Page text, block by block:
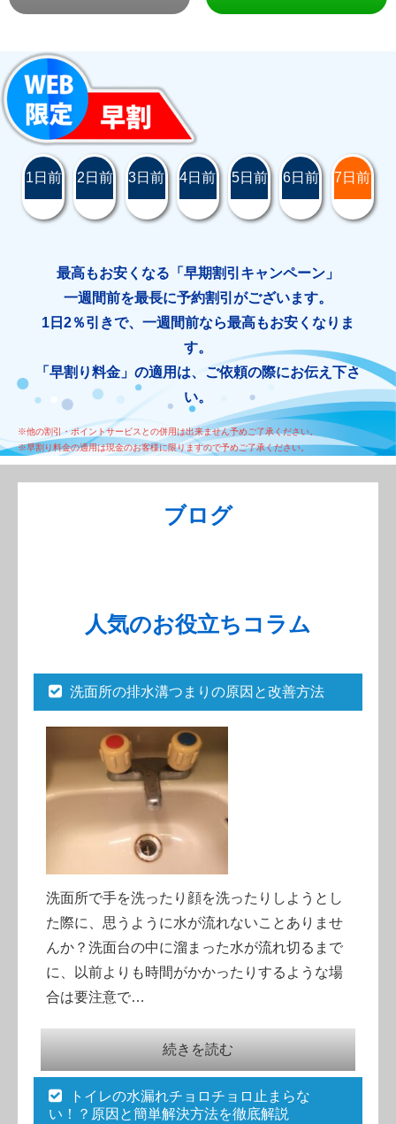
1日前 2日前 3日前 4日前 5日前 6日前 7日前
最高もお安くなる「早期割引キャンペーン」
一週間前を最長に予約割引がございます。
1日2％引きで、一週間前なら最高もお安くなりま
す。
「早割り料金」の適用は、ご依頼の際にお伝え下さ
い。
※他の割引・ポイントサービスとの併用は出来ません予めご了承ください。
※早割り料金の適用は現金のお客様に限りますので予めご了承ください。
ブログ
人気のお役立ちコラム
洗面所の排水溝つまりの原因と改善方法
洗面所で手を洗ったり顔を洗ったりしようとし
た際に、思うように水が流れないことありませ
んか？洗面台の中に溜まった水が流れ切るまで
に、以前よりも時間がかかったりするような場
合は要注意で…
続きを読む
トイレの水漏れチョロチョロ止まらな
い！？原因と簡単解決方法を徹底解説